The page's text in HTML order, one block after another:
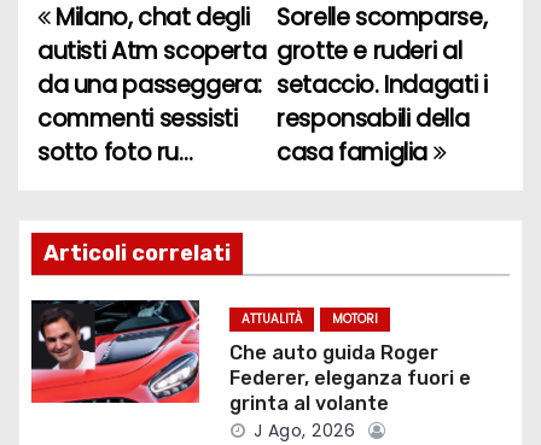
N
a
v
g
a
z
i
Sorelle scomparse,
grotte e ruderi al
setaccio. Indagati i
responsabili della
casa famiglia
Milano, chat degli
autisti Atm scoperta
da una passeggera:
commenti sessisti
sotto foto ru…
Articoli correlati
ATTUALITÀ MOTORI
Che auto guida Roger
Federer, eleganza fuori e
grinta al volante
J Ago, 2026